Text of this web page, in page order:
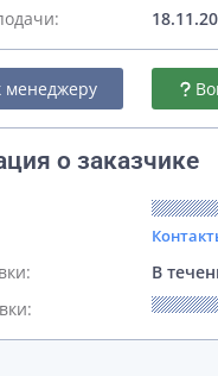
менеджеру
о заказчике
В